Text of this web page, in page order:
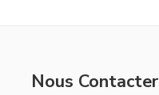
Nous Contacter